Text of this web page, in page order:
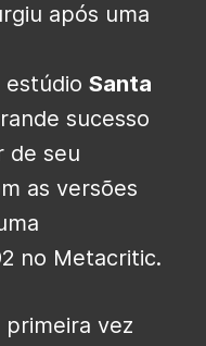
após uma
estúdio Santa
sucesso
de seu
as versões
no Metacritic.
vez